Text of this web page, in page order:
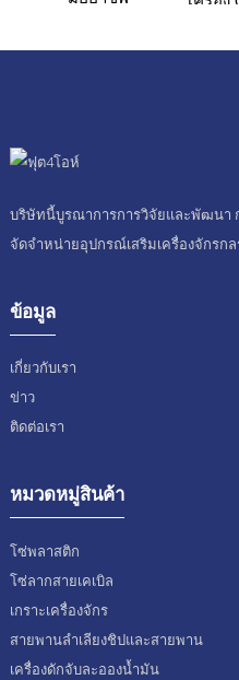
บริษัทนี้บูรณาการการวิจัยและพัฒนา
จัดจำหน่ายอุปกรณ์เสริมเครื่องจักรก
ข้อมูล
เกี่ยวกับเรา
ข่าว
ติดต่อเรา
หมวดหมู่สินค้า
โซ่พลาสติก
โซ่ลากสายเคเบิล
เกราะเครื่องจักร
สายพานลำเลียงชิปและสายพาน
เครื่องดักจับละอองน้ำมัน